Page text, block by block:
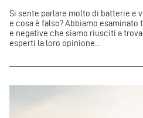
Si sente parlare molto di batterie e
e cosa è falso? Abbiamo
e negative che siamo riusciti a
esperti la loro opinione...